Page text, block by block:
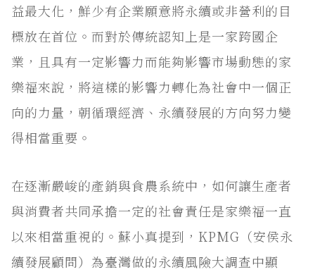
益最大化，鮮少有企業願意將永續或非營利的目
標放在首位。而對於傳統認知上是一家跨國企
業，且具有一定影響力而能夠影響市場動態的家
樂福來說，將這樣的影響力轉化為社會中一個正
向的力量，朝循環經濟、永續發展的方向努力變
得相當重要。
在逐漸嚴峻的產銷與食農系統中，如何讓生產者
與消費者共同承擔一定的社會責任是家樂福一直
以來相當重視的。蘇小真提到，KPMG（安侯永
續發展顧問）為臺灣做的永續風險大調查中顯